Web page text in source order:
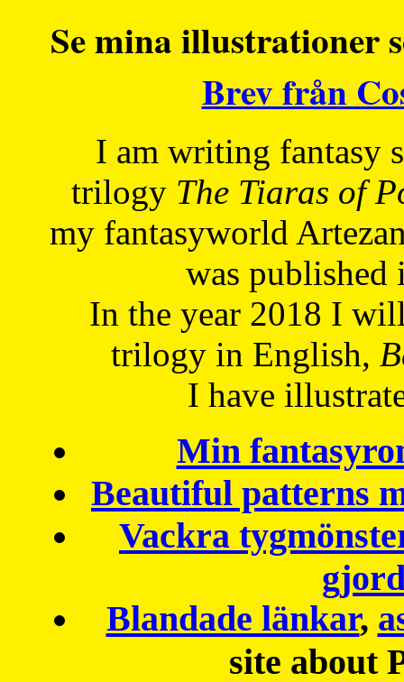
Se mina illustrationer
Brev från
I am writing fantasy
trilogy The Tiaras of
my fantasyworld
was published
In the year 2018 I
trilogy in English,
I have
Min
Beautiful patterns
Vackra
Blandade länkar,
site about